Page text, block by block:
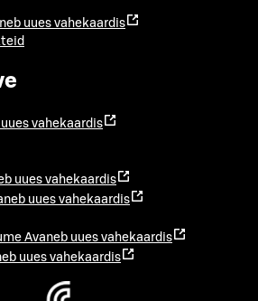
uues vahekaardis
vahekaardis
uues vahekaardis
uues vahekaardis
Avaneb uues vahekaardis
uues vahekaardis